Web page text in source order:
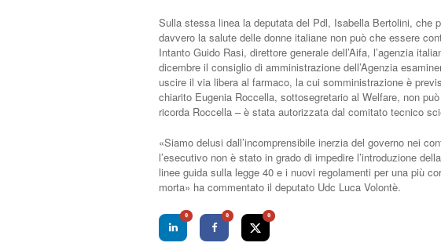
Sulla stessa linea la deputata del Pdl, Isabella Bertolini, che
davvero la salute delle donne italiane non può che essere
Intanto Guido Rasi, direttore generale dell’Aifa, l’agenzia
dicembre il consiglio di amministrazione dell’Agenzia
uscire il via libera al farmaco, la cui somministrazione è
chiarito Eugenia Roccella, sottosegretario al Welfare, non
ricorda Roccella – è stata autorizzata dal comitato tecnico
«Siamo delusi dall’incomprensibile inerzia del governo nei
l’esecutivo non è stato in grado di impedire l’introduzione
linee guida sulla legge 40 e i nuovi regolamenti per una più
morta» ha commentato il deputato Udc Luca Volontè.
0 0 0